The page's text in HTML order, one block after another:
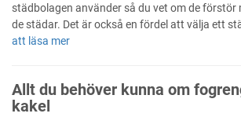
städbolagen använder så du vet om de förstör
de städar. Det är också en fördel att välja ett
att läsa mer
Allt du behöver kunna om
kakel